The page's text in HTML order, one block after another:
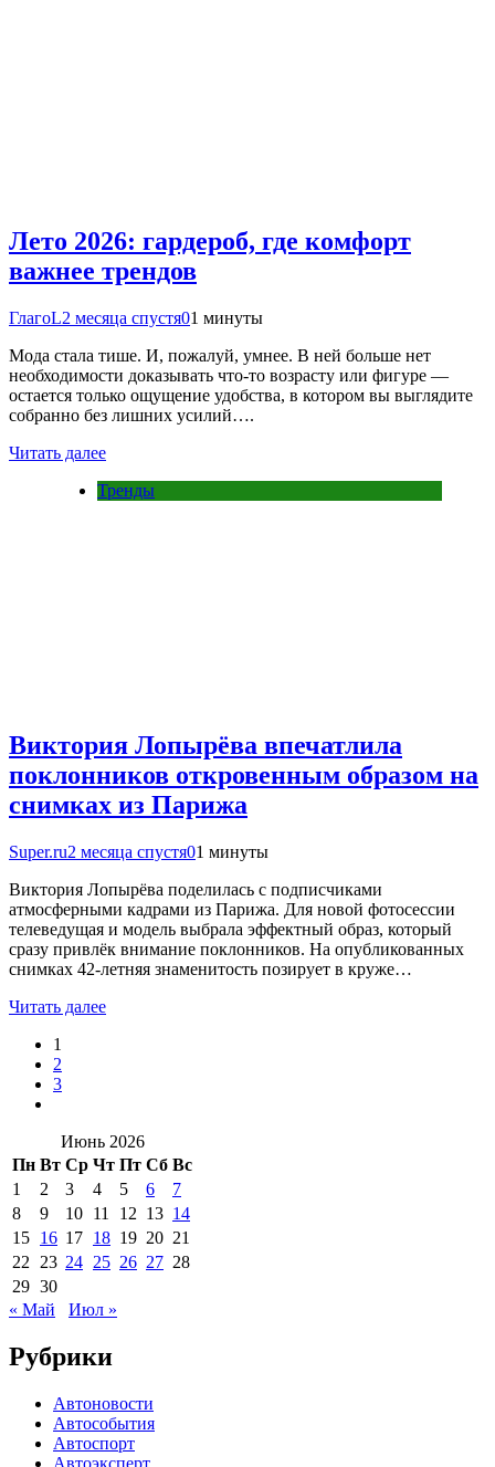
Лето 2026: гардероб, где комфорт
важнее трендов
ГлагоL2 месяца спустя01 минуты
Мода стала тише. И, пожалуй, умнее. В ней больше нет
необходимости доказывать что-то возрасту или фигуре —
остается только ощущение удобства, в котором вы выглядите
собранно без лишних усилий….
Читать далее
Тренды
Виктория Лопырёва впечатлила
поклонников откровенным образом на
снимках из Парижа
Super.ru2 месяца спустя01 минуты
Виктория Лопырёва поделилась с подписчиками
атмосферными кадрами из Парижа. Для новой фотосессии
телеведущая и модель выбрала эффектный образ, который
сразу привлёк внимание поклонников. На опубликованных
снимках 42-летняя знаменитость позирует в круже…
Читать далее
1
2
3
Июнь 2026
Пн Вт Ср Чт Пт Сб Вс
1
2 3 4 5 6
7
8
9 10 11 12 13 14
15 16 17 18 19 20 21
22
23 24 25 26 27 28
29 30
« Май
Июл »
Рубрики
Автоновости
Автособытия
Автоспорт
Автоэксперт